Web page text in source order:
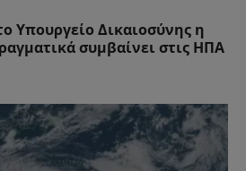
Υπουργείο Δικαιοσύνης η
συμβαίνει στις ΗΠΑ